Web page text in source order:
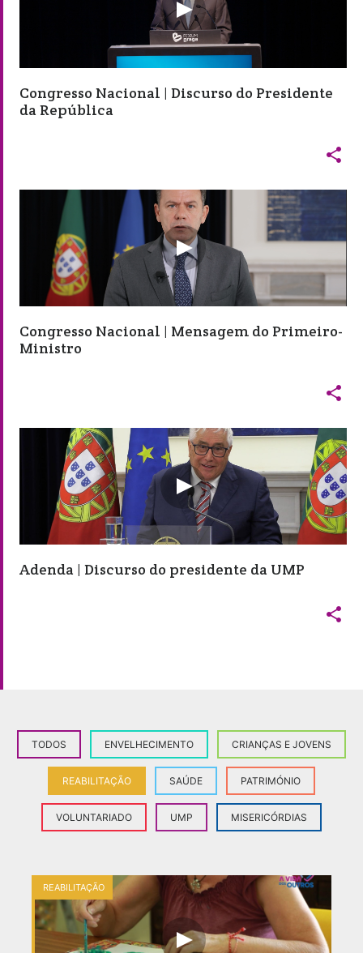
Congresso Nacional | Discurso do Presidente
da República

Congresso Nacional | Mensagem do Primeiro-
Ministro

Adenda | Discurso do presidente da UMP

TODOS ENVELHECIMENTO CRIANÇAS E JOVENS
REABILITAÇÃO SAÚDE PATRIMÓNIO
VOLUNTARIADO UMP MISERICÓRDIAS
REABILITAÇÃO